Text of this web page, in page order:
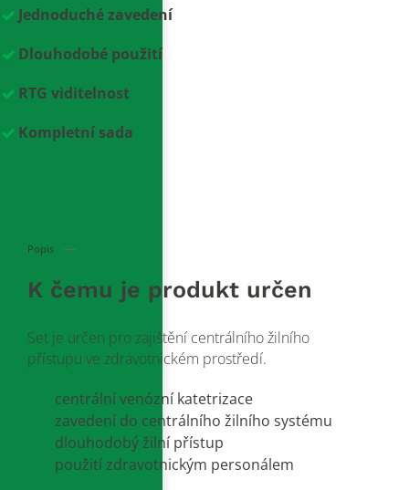
Jednoduché zavedení
Dlouhodobé použití
RTG viditelnost
Kompletní sada
Popis
K čemu je produkt určen
Set je určen pro zajištění centrálního žilního
přístupu ve zdravotnickém prostředí.
centrální venózní katetrizace
zavedení do centrálního žilního systému
dlouhodobý žilní přístup
použití zdravotnickým personálem